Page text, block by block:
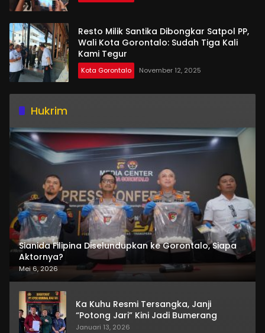
Resto Milik Santika Dibongkar Satpol PP,
Wali Kota Gorontalo: Sudah Tiga Kali
Kami Tegur
Kota Gorontalo November 12, 2025
Hukrim
Sianida Filipina Diselundupkan ke Gorontalo, Siapa
Aktornya?
Mei 6, 2026
Ka Kuhu Resmi Tersangka, Janji
“Potong Jari” Kini Jadi Bumerang
Januari 13, 2026